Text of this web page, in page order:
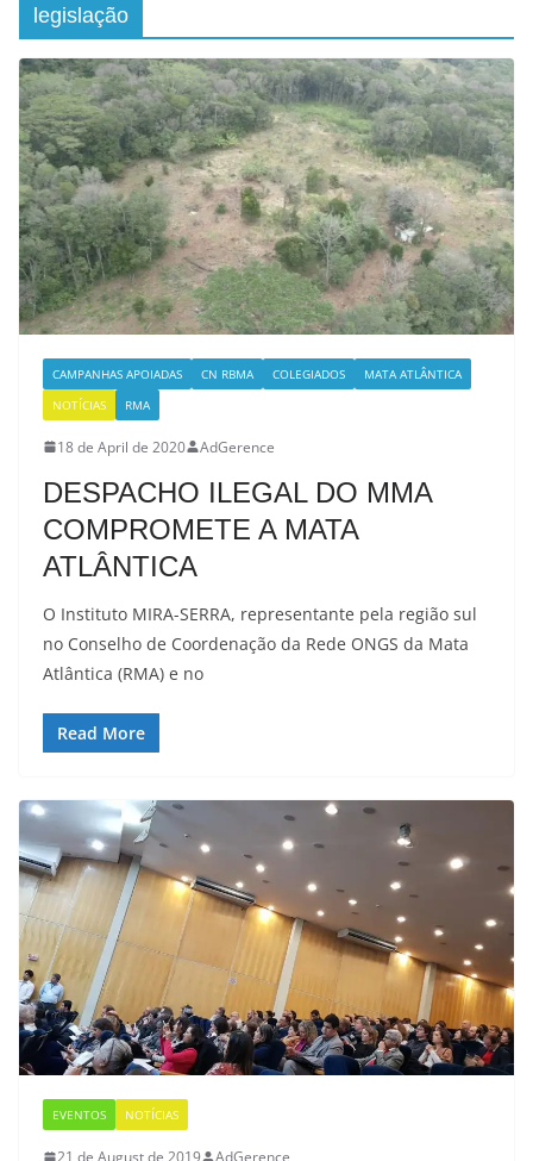
legislação
CAMPANHAS APOIADAS CN RBMA COLEGIADOS
MATA ATLÂNTICA
NOTÍCIAS
RMA
18 de April de 2020 AdGerence
DESPACHO ILEGAL DO MMA
COMPROMETE A MATA
ATLÂNTICA
O Instituto MIRA-SERRA, representante pela região sul
no Conselho de Coordenação da Rede ONGS da Mata
Atlântica (RMA) e no
Read More
EVENTOS NOTÍCIAS
21 de August de 2019 AdGerence